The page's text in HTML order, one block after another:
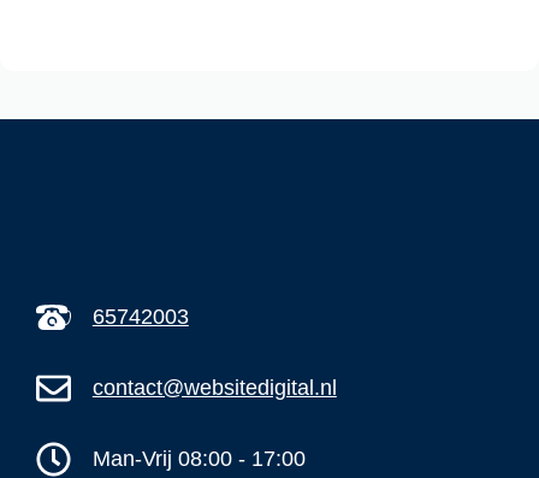
65742003
contact@websitedigital.nl
Man-Vrij 08:00 - 17:00